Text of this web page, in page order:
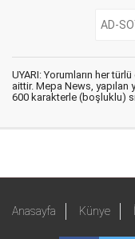
UYARI: Yorumların her
aittir. Mepa News,
600 karakterle (boşluklu)
Anasayfa Künye